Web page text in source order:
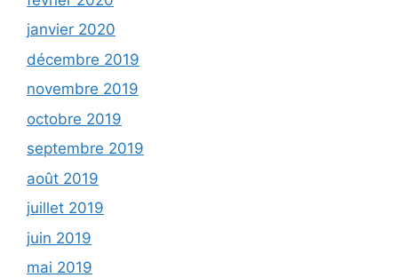
janvier 2020
décembre 2019
novembre 2019
octobre 2019
septembre 2019
août 2019
juillet 2019
juin 2019
mai 2019